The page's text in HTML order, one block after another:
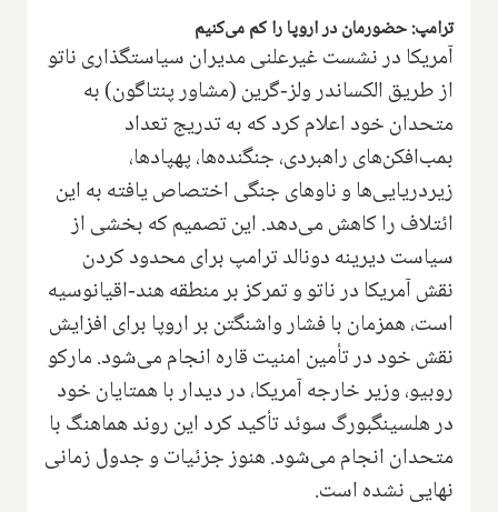
ترامپ: حضورمان در اروپا را کم می‌کنیم
آمریکا در نشست غیرعلنی مدیران سیاستگذاری ناتو
از طریق الکساندر ولز-گرین (مشاور پنتاگون) به
متحدان خود اعلام کرد که به تدریج تعداد
بمب‌افکن‌های راهبردی، جنگنده‌ها، پهپادها،
زیردریایی‌ها و ناوهای جنگی اختصاص یافته به این
ائتلاف را کاهش می‌دهد. این تصمیم که بخشی از
سیاست دیرینه دونالد ترامپ برای محدود کردن
نقش آمریکا در ناتو و تمرکز بر منطقه هند-اقیانوسیه
است، همزمان با فشار واشنگتن بر اروپا برای افزایش
نقش خود در تأمین امنیت قاره انجام می‌شود. مارکو
روبیو، وزیر خارجه آمریکا، در دیدار با همتایان خود
در هلسینگبورگ سوئد تأکید کرد این روند هماهنگ با
متحدان انجام می‌شود. هنوز جزئیات و جدول زمانی
نهایی نشده است.